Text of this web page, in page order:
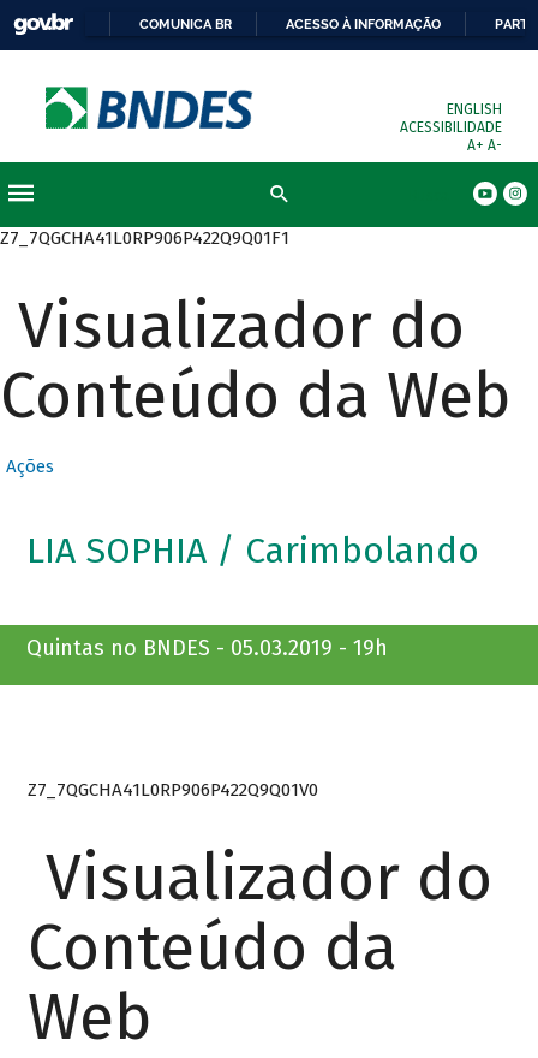
COMUNICA BR ACESSO À INFORMAÇÃO
ENGLISH
ACESSIBILIDADE
A+ A-
Z7_7QGCHA41L0RP906P422Q9Q01F1
Visualizador do
Conteúdo da Web
Ações
LIA SOPHIA / Carimbolando
Quintas no BNDES - 05.03.2019 - 19h
Z7_7QGCHA41L0RP906P422Q9Q01V0
Visualizador do
Conteúdo da
Web